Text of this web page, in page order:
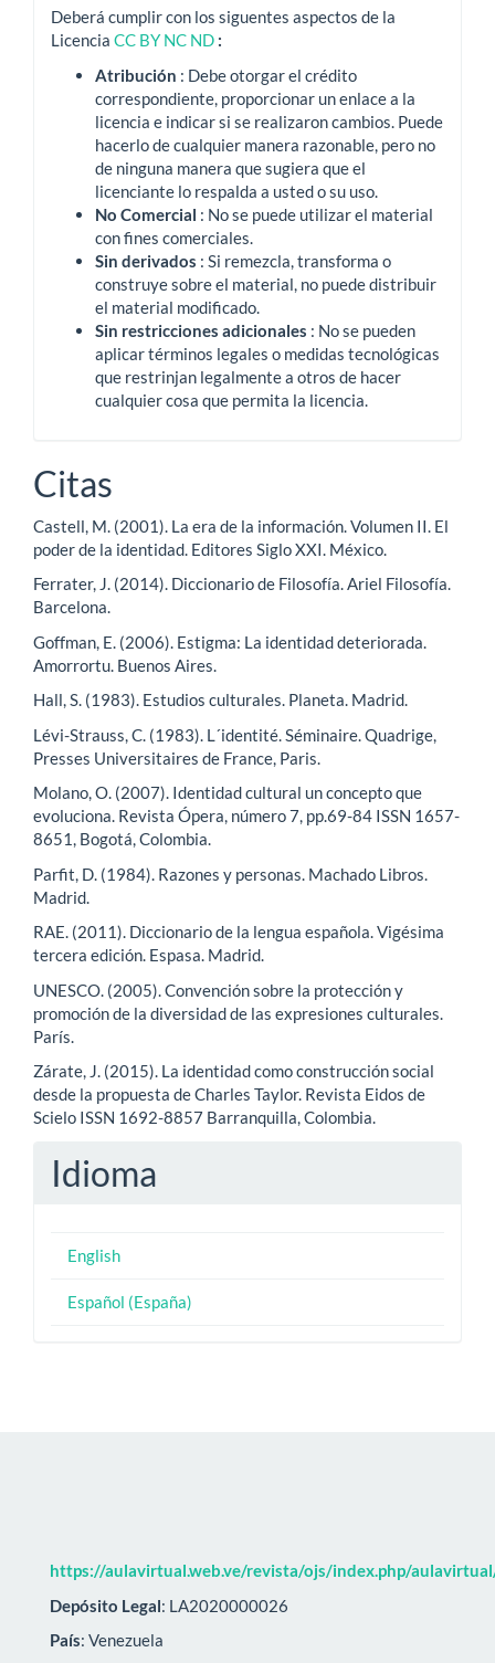
Deberá cumplir con los siguentes aspectos de la
Licencia CC BY NC ND :
Atribución : Debe otorgar el crédito
correspondiente, proporcionar un enlace a la
licencia e indicar si se realizaron cambios. Puede
hacerlo de cualquier manera razonable, pero no
de ninguna manera que sugiera que el
licenciante lo respalda a usted o su uso.
No Comercial : No se puede utilizar el material
con fines comerciales.
Sin derivados : Si remezcla, transforma o
construye sobre el material, no puede distribuir
el material modificado.
Sin restricciones adicionales : No se pueden
aplicar términos legales o medidas tecnológicas
que restrinjan legalmente a otros de hacer
cualquier cosa que permita la licencia.
Citas
Castell, M. (2001). La era de la información. Volumen II. El
poder de la identidad. Editores Siglo XXI. México.
Ferrater, J. (2014). Diccionario de Filosofía. Ariel Filosofía.
Barcelona.
Goffman, E. (2006). Estigma: La identidad deteriorada.
Amorrortu. Buenos Aires.
Hall, S. (1983). Estudios culturales. Planeta. Madrid.
Lévi-Strauss, C. (1983). L´identité. Séminaire. Quadrige,
Presses Universitaires de France, Paris.
Molano, O. (2007). Identidad cultural un concepto que
evoluciona. Revista Ópera, número 7, pp.69-84 ISSN 1657-
8651, Bogotá, Colombia.
Parfit, D. (1984). Razones y personas. Machado Libros.
Madrid.
RAE. (2011). Diccionario de la lengua española. Vigésima
tercera edición. Espasa. Madrid.
UNESCO. (2005). Convención sobre la protección y
promoción de la diversidad de las expresiones culturales.
París.
Zárate, J. (2015). La identidad como construcción social
desde la propuesta de Charles Taylor. Revista Eidos de
Scielo ISSN 1692-8857 Barranquilla, Colombia.
Idioma
English
Español (España)
https://aulavirtual.web.ve/revista/ojs/index.php/
Depósito Legal: LA2020000026
País: Venezuela